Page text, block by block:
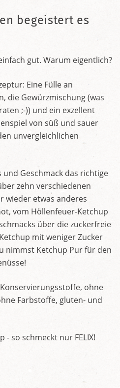
begeistert es
gut. Warum eigentlich?
Eine Fülle an
die Gewürzmischung (was
;-)) und ein exzellent
von süß und sauer
unvergleichlichen
und Geschmack das richtige
zehn verschiedenen
wieder etwas anderes
vom Höllenfeuer-Ketchup
über die zuckerfreie
mit weniger Zucker
nimmst Ketchup Pur für den
ohne
Farbstoffe, gluten- und
- so schmeckt nur FELIX!